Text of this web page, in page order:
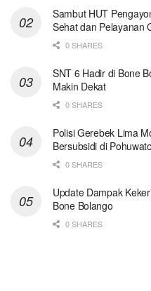
Sambut HUT
Sehat dan Pelayanan
0 SHARES
SNT 6 Hadir di Bone
Makin Dekat
0 SHARES
Polisi Gerebek Lima
Bersubsidi di
0 SHARES
Update Dampak
Bone Bolango
0 SHARES